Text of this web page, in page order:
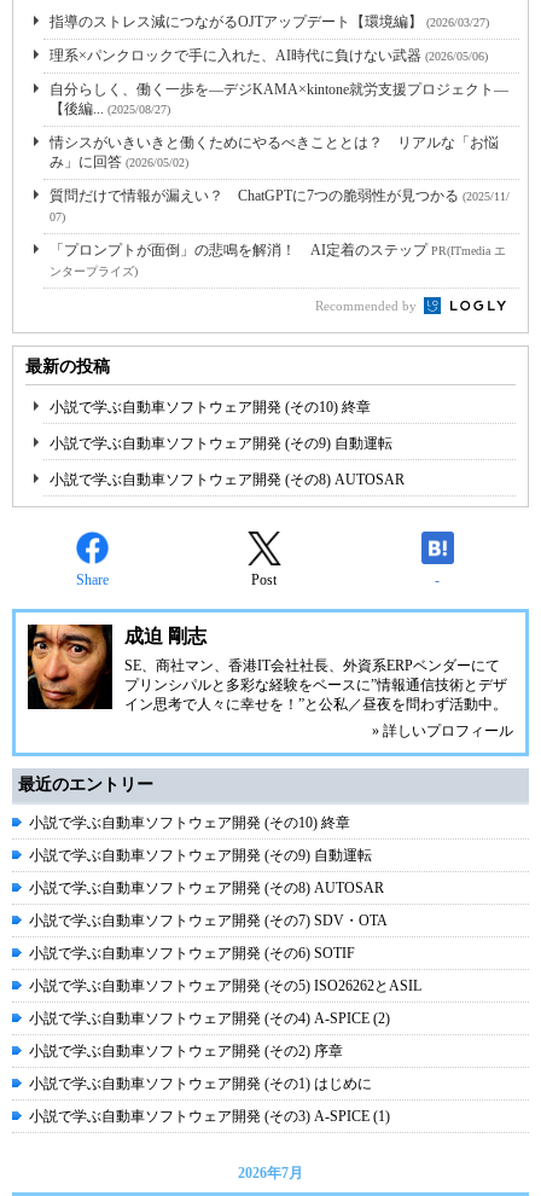
指導のストレス減につながるOJTアップデート【環境編】 (2026/03/27)
理系×パンクロックで手に入れた、AI時代に負けない武器 (2026/05/06)
自分らしく、働く一歩を―デジKAMA×kintone就労支援プロジェクト―
【後編...
(2025/08/27)
情シスがいきいきと働くためにやるべきこととは？ リアルな「お悩
み」に回答 (2026/05/02)
質問だけで情報が漏えい？ ChatGPTに7つの脆弱性が見つかる (2025/11/
07)
「プロンプトが面倒」の悲鳴を解消！ AI定着のステップPR(ITmedia エ
ンタープライズ)
Recommended by
最新の投稿
小説で学ぶ自動車ソフトウェア開発 (その10) 終章
小説で学ぶ自動車ソフトウェア開発 (その9) 自動運転
小説で学ぶ自動車ソフトウェア開発 (その8) AUTOSAR
Share Post -
成迫 剛志
SE、商社マン、香港IT会社社長、外資系ERPベンダーにて
プリンシパルと多彩な経験をベースに”情報通信技術とデザ
イン思考で人々に幸せを！”と公私／昼夜を問わず活動中。
» 詳しいプロフィール
最近のエントリー
小説で学ぶ自動車ソフトウェア開発 (その10) 終章
小説で学ぶ自動車ソフトウェア開発 (その9) 自動運転
小説で学ぶ自動車ソフトウェア開発 (その8) AUTOSAR
小説で学ぶ自動車ソフトウェア開発 (その7) SDV・OTA
小説で学ぶ自動車ソフトウェア開発 (その6) SOTIF
小説で学ぶ自動車ソフトウェア開発 (その5) ISO26262とASIL
小説で学ぶ自動車ソフトウェア開発 (その4) A-SPICE (2)
小説で学ぶ自動車ソフトウェア開発 (その2) 序章
小説で学ぶ自動車ソフトウェア開発 (その1) はじめに
小説で学ぶ自動車ソフトウェア開発 (その3) A-SPICE (1)
2026年7月